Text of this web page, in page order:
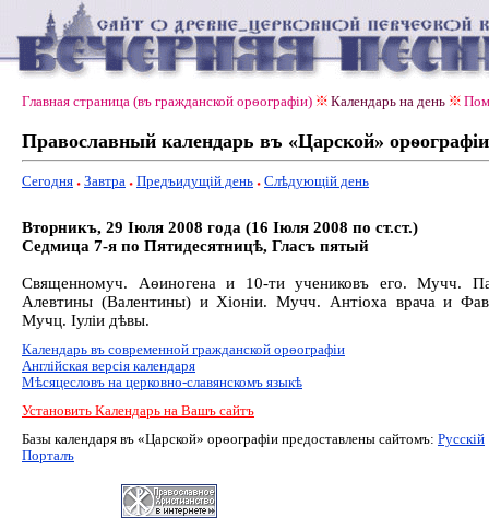
Главная страница (въ гражданской орѳографiи) Календарь на день
Православный календарь въ «Царской» орѳографiи
Сегодня Завтра Предъидущiй день Слѣдующiй день
Вторникъ, 29 Іюля 2008 года (16 Іюля 2008 по ст.ст.)
Седмица 7-я по Пятидесятницѣ, Гласъ пятый
Священномуч. Аѳиногена и 10-ти учениковъ его. Мучч.
Алевтины (Валентины) и Хіоніи. Мучч. Антіоха врача и
Мучц. Іуліи дѣвы.
Календарь въ современной гражданской орѳографiи
Англiйская версiя календаря
Мѣсяцесловъ на церковно-славянскомъ языкѣ
Установить Календарь на Вашъ сайтъ
Базы календаря въ «Царской» орѳографiи предоставлены сайтомъ: Русскiй
Порталъ